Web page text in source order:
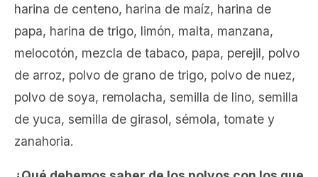
harina de centeno, harina de maíz, harina de
papa, harina de trigo, limón, malta, manzana,
melocotón, mezcla de tabaco, papa, perejil, polvo
de arroz, polvo de grano de trigo, polvo de nuez,
polvo de soya, remolacha, semilla de lino, semilla
de yuca, semilla de girasol, sémola, tomate y
zanahoria.